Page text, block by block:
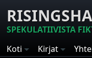
SPEKULATIIVISTA
Koti
Kirjat